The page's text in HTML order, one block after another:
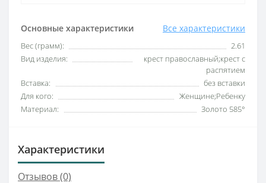
Основные характеристики Все характеристики
Вес (грамм):
2.61
Вид изделия:
крест православный;крест с
распятием
Вставка:
без вставки
Для кого:
Женщине;Ребенку
Материал:
Золото 585°
Характеристики
Отзывов (0)